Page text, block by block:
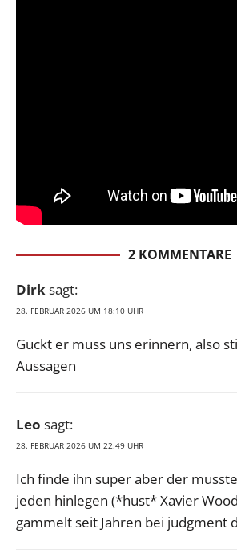
2 KOMMENTARE
Dirksagt:
28. FEBRUAR 2026 UM 18:10 UHR
Guckt er muss uns erinnern, also
Aussagen
Leo sagt:
28. FEBRUAR 2026 UM 22:49 UHR
Ich finde ihn super aber der
jeden hinlegen (*hust* Xavier
gammelt seit Jahren bei judgment